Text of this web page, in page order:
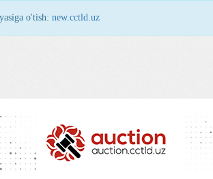
o'tish: new.cctld.uz